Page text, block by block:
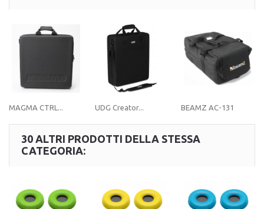
MAGMA CTRL... UDG Creator... BEAMZ AC-131
30 ALTRI PRODOTTI DELLA STESSA
CATEGORIA: